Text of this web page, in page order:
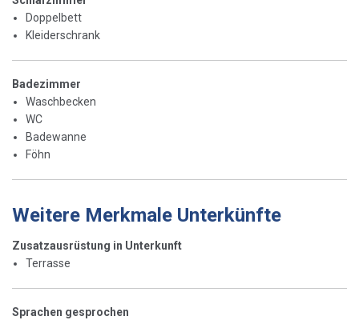
Doppelbett
Kleiderschrank
Badezimmer
Waschbecken
WC
Badewanne
Föhn
Weitere Merkmale Unterkünfte
Zusatzausrüstung in Unterkunft
Terrasse
Sprachen gesprochen